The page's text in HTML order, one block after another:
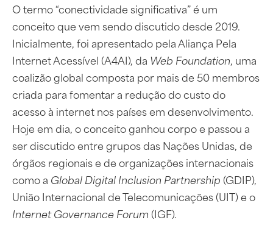
O termo “conectividade significativa” é um
conceito que vem sendo discutido desde 2019.
Inicialmente, foi apresentado pela Aliança Pela
Internet Acessível (A4AI), da Web Foundation, uma
coalizão global composta por mais de 50 membros
criada para fomentar a redução do custo do
acesso à internet nos países em desenvolvimento.
Hoje em dia, o conceito ganhou corpo e passou a
ser discutido entre grupos das Nações Unidas, de
órgãos regionais e de organizações internacionais
como a Global Digital Inclusion Partnership (GDIP),
União Internacional de Telecomunicações (UIT) e o
Internet Governance Forum (IGF).